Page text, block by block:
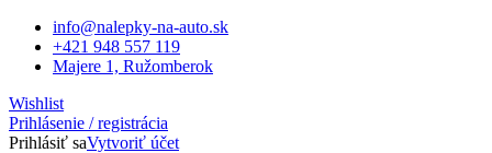
info@nalepky-na-auto.sk
+421 948 557 119
Majere 1, Ružomberok
Wishlist
Prihlásenie / registrácia
Prihlásiť saVytvoriť účet